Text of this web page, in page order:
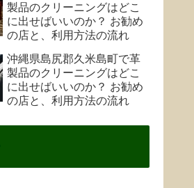
製品のクリーニングはどこ
に出せばいいのか？ お勧め
の店と、利用方法の流れ
沖縄県島尻郡久米島町で革
製品のクリーニングはどこ
に出せばいいのか？ お勧め
の店と、利用方法の流れ